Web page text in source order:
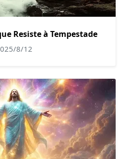
Resiste à Tempestade
8/12